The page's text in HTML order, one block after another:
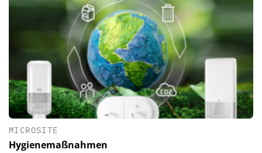
MICROSITE
Hygienemaßnahmen